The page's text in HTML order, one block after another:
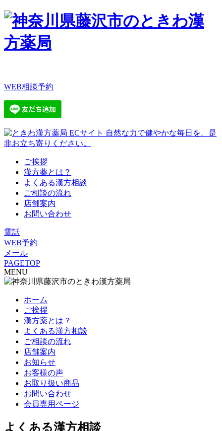
WEB相談予約
ご挨拶
漢方薬とは？
よくある漢方相談
ご相談の流れ
店舗案内
お問い合わせ
電話
WEB予約
メール
PAGETOP
MENU
ホーム
ご挨拶
漢方薬とは？
よくある漢方相談
ご相談の流れ
店舗案内
お知らせ
お客様の声
お取り扱い商品
お問い合わせ
会員専用ページ
よくある漢方相談